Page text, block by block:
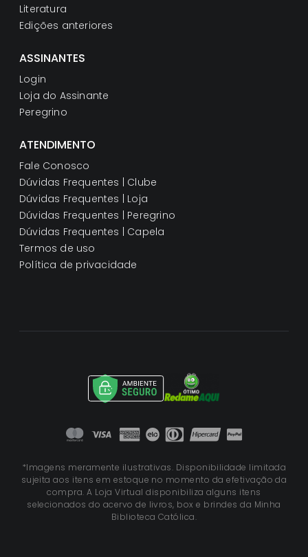
Literatura
Edições anteriores
ASSINANTES
Login
Loja do Assinante
Peregrino
ATENDIMENTO
Fale Conosco
Dúvidas Frequentes | Clube
Dúvidas Frequentes | Loja
Dúvidas Frequentes | Peregrino
Dúvidas Frequentes | Capela
Termos de uso
Política de privacidade
*Imagens meramente ilustrativas. Disponibilidade limitada
sujeita aos itens em estoque no momento da efetivação da
compra. A Loja Virtual disponibiliza alguns itens
selecionados do acervo de livros, box e brindes da Minha
Biblioteca Católica.